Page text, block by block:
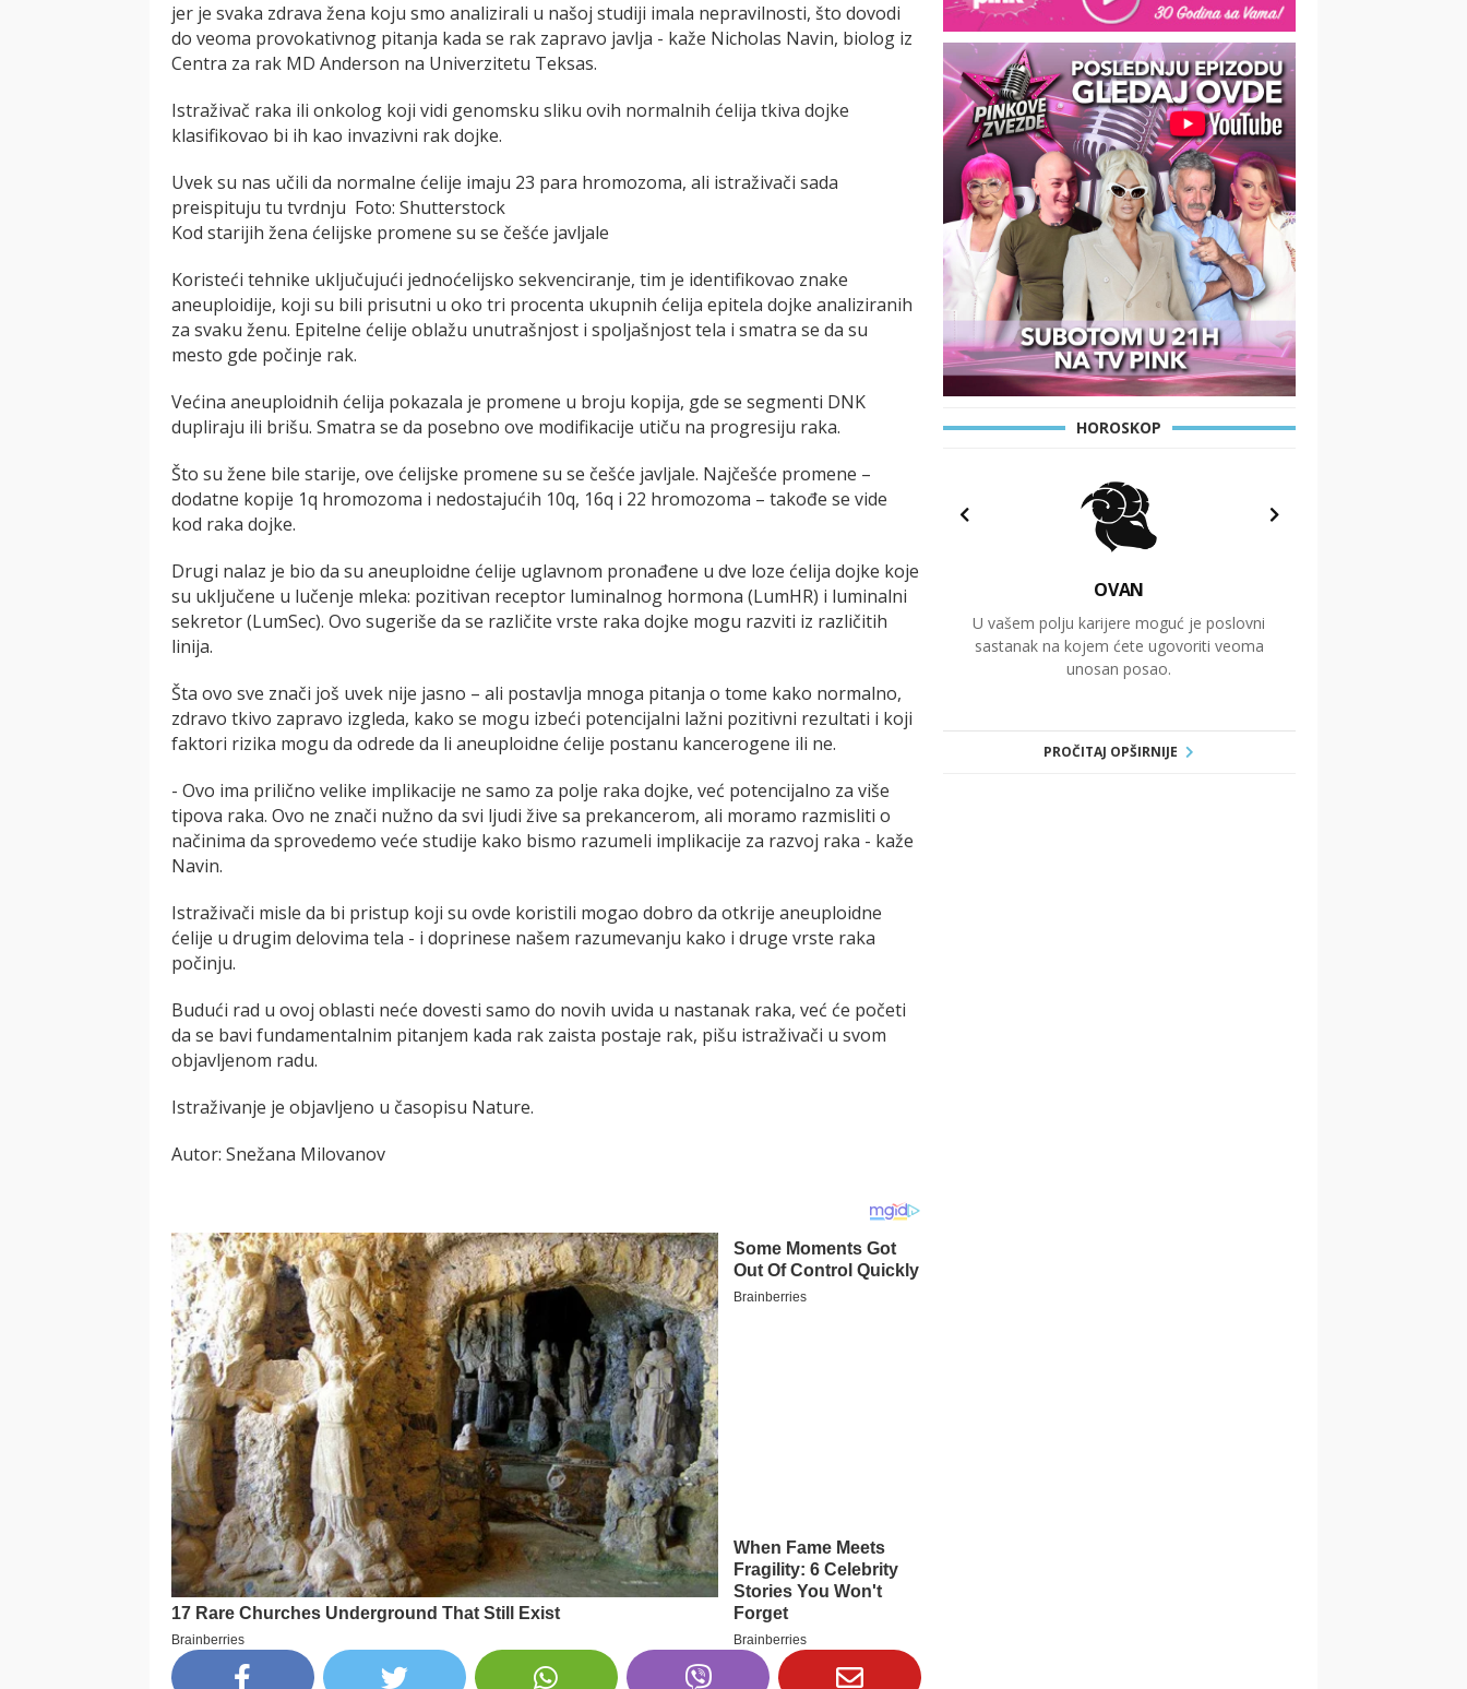
jer je svaka zdrava žena koju smo analizirali u našoj studiji imala nepravilnosti, što dovodi
do veoma provokativnog pitanja kada se rak zapravo javlja - kaže Nicholas Navin, biolog iz
Centra za rak MD Anderson na Univerzitetu Teksas.
Istraživač raka ili onkolog koji vidi genomsku sliku ovih normalnih ćelija tkiva dojke
klasifikovao bi ih kao invazivni rak dojke.
Uvek su nas učili da normalne ćelije imaju 23 para hromozoma, ali istraživači sada
preispituju tu tvrdnju Foto: Shutterstock
Kod starijih žena ćelijske promene su se češće javljale
Koristeći tehnike uključujući jednoćelijsko sekvenciranje, tim je identifikovao znake
aneuploidije, koji su bili prisutni u oko tri procenta ukupnih ćelija epitela dojke analiziranih
za svaku ženu. Epitelne ćelije oblažu unutrašnjost i spoljašnjost tela i smatra se da su
mesto gde počinje rak.
Većina aneuploidnih ćelija pokazala je promene u broju kopija, gde se segmenti DNK
dupliraju ili brišu. Smatra se da posebno ove modifikacije utiču na progresiju raka.
Što su žene bile starije, ove ćelijske promene su se češće javljale. Najčešće promene –
dodatne kopije 1q hromozoma i nedostajućih 10q, 16q i 22 hromozoma – takođe se vide
kod raka dojke.
Drugi nalaz je bio da su aneuploidne ćelije uglavnom pronađene u dve loze ćelija dojke koje
su uključene u lučenje mleka: pozitivan receptor luminalnog hormona (LumHR) i luminalni
sekretor (LumSec). Ovo sugeriše da se različite vrste raka dojke mogu razviti iz različitih
linija.
Šta ovo sve znači još uvek nije jasno – ali postavlja mnoga pitanja o tome kako normalno,
zdravo tkivo zapravo izgleda, kako se mogu izbeći potencijalni lažni pozitivni rezultati i koji
faktori rizika mogu da odrede da li aneuploidne ćelije postanu kancerogene ili ne.
- Ovo ima prilično velike implikacije ne samo za polje raka dojke, već potencijalno za više
tipova raka. Ovo ne znači nužno da svi ljudi žive sa prekancerom, ali moramo razmisliti o
načinima da sprovedemo veće studije kako bismo razumeli implikacije za razvoj raka - kaže
Navin.
Istraživači misle da bi pristup koji su ovde koristili mogao dobro da otkrije aneuploidne
ćelije u drugim delovima tela - i doprinese našem razumevanju kako i druge vrste raka
počinju.
Budući rad u ovoj oblasti neće dovesti samo do novih uvida u nastanak raka, već će početi
da se bavi fundamentalnim pitanjem kada rak zaista postaje rak, pišu istraživači u svom
objavljenom radu.
Istraživanje je objavljeno u časopisu Nature.
Autor: Snežana Milovanov
HOROSKOP
OVAN
U vašem polju karijere moguć je poslovni
sastanak na kojem ćete ugovoriti veoma
unosan posao.
PROČITAJ OPŠIRNIJE